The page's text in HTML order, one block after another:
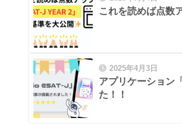
これを読めば点数
2025年4月3日
アプリケーション
た！！